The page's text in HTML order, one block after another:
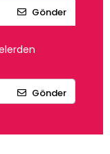
Gönder
Gönder